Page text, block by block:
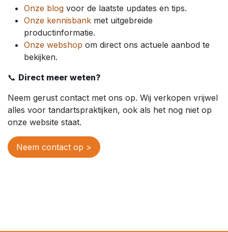
Onze blog voor de laatste updates en tips.
Onze kennisbank met uitgebreide
productinformatie.
Onze webshop om direct ons actuele aanbod te
bekijken.
📞 Direct meer weten?
Neem gerust contact met ons op. Wij verkopen vrijwel
alles voor tandartspraktijken, ook als het nog niet op
onze website staat.
Neem contact op >